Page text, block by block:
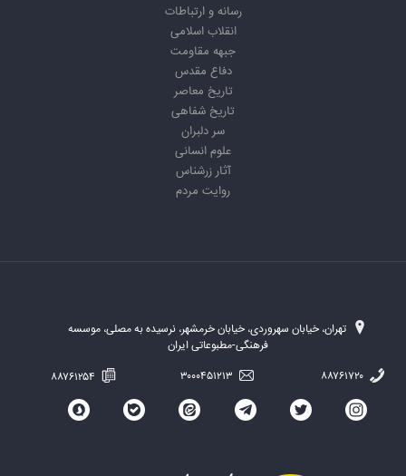
رسانه و ارتباطات
انقلاب اسلامی
جبهه مقاومت
دفاع مقدس
تاریخ معاصر
تاریخ شفاهی
سر دلبران
علوم انسانی
آثار زرشناس
روایت مردم
تهران، خیابان سهروردی، خیابان خرمشهر، نرسیده به مصلی، موسسه
فرهنگی-مطبوعاتی ایران